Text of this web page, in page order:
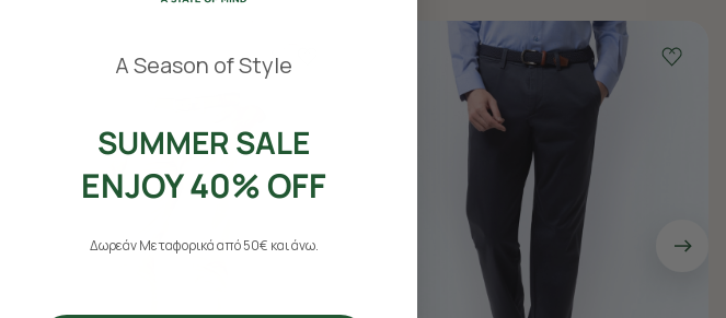
A Season of Style
SUMMER SALE
ENJOY 40% OFF
Δωρεάν Μεταφορικά από 50€ και άνω.